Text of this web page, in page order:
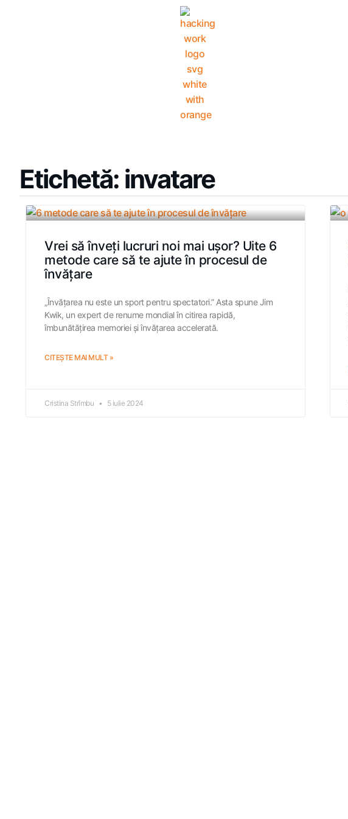
Etichetă: invatare
Vrei să înveți lucruri noi mai ușor? Uite 6
metode care să te ajute în procesul de
învățare
„Învățarea nu este un sport pentru spectatori.” Asta spune Jim
Kwik, un expert de renume mondial în citirea rapidă,
îmbunătățirea memoriei și învățarea accelerată.
CITEȘTE MAI MULT »
Cristina Strîmbu 5 iulie 2024